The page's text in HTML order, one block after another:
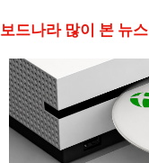
보드나라 많이 본 뉴스